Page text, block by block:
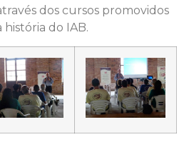
dos cursos promovidos
do IAB.